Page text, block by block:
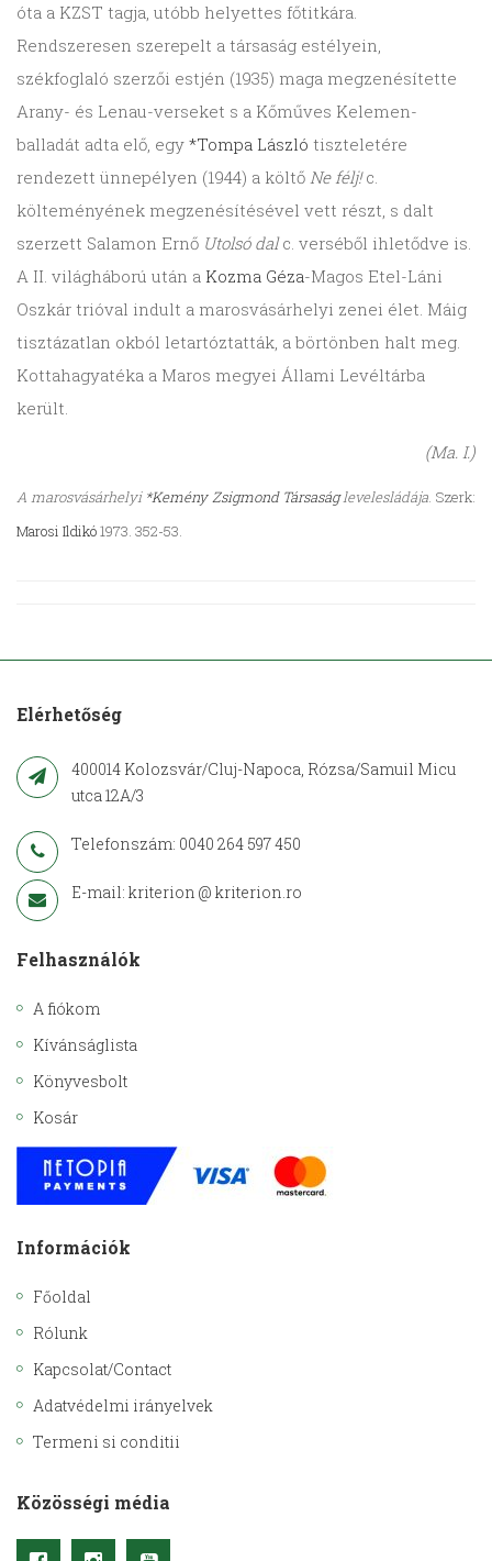
óta a KZST tagja, utóbb helyettes főtitkára.
Rendszeresen szerepelt a társaság estélyein,
székfoglaló szerzői estjén (1935) maga megzenésítette
Arany- és Lenau-verseket s a Kőműves Kelemen-
balladát adta elő, egy *Tompa László tiszteletére
rendezett ünnepélyen (1944) a költő Ne félj!c.
költeményének megzenésítésével vett részt, s dalt
szerzett Salamon Ernő Utolsó dalc. verséből ihletődve is.
A II. világháború után a Kozma Géza-Magos Etel-Láni
Oszkár trióval indult a marosvásárhelyi zenei élet. Máig
tisztázatlan okból letartóztatták, a börtönben halt meg.
Kottahagyatéka a Maros megyei Állami Levéltárba
került.
(Ma. I.)
A marosvásárhelyi *Kemény Zsigmond Társaságlevelesládája. Szerk:
Marosi Ildikó1973. 352-53.
Elérhetőség
400014 Kolozsvár/Cluj-Napoca, Rózsa/Samuil Micu
utca 12A/3
Telefonszám: 0040 264 597 450
E-mail: kriterion @ kriterion.ro
Felhasználók
A fiókom
Kívánságlista
Könyvesbolt
Kosár
Információk
Főoldal
Rólunk
Kapcsolat/Contact
Adatvédelmi irányelvek
Termeni si conditii
Közösségi média